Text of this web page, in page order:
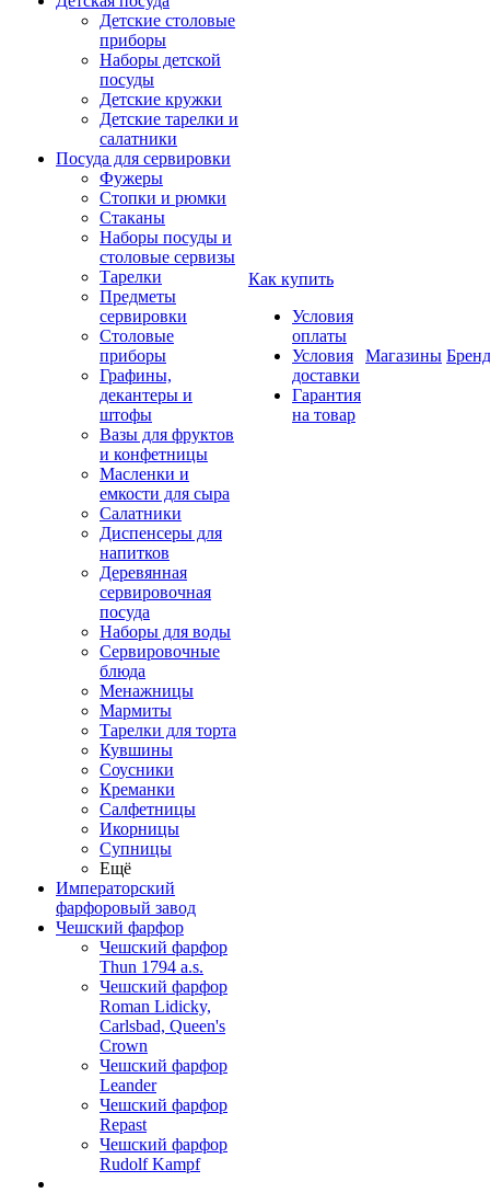
Детские столовые
приборы
Наборы детской
посуды
Детские кружки
Детские тарелки и
салатники
Посуда для сервировки
Фужеры
Стопки и рюмки
Стаканы
Наборы посуды и
столовые сервизы
Тарелки
Предметы
сервировки
Столовые
приборы
Графины,
декантеры и
штофы
Вазы для фруктов
и конфетницы
Масленки и
емкости для сыра
Салатники
Диспенсеры для
напитков
Деревянная
сервировочная
посуда
Наборы для воды
Сервировочные
блюда
Менажницы
Мармиты
Тарелки для торта
Кувшины
Соусники
Креманки
Салфетницы
Икорницы
Супницы
Ещё
Императорский
фарфоровый завод
Чешский фарфор
Чешский фарфор
Thun 1794 a.s.
Чешский фарфор
Roman Lidicky,
Carlsbad, Queen's
Crown
Чешский фарфор
Leander
Чешский фарфор
Repast
Чешский фарфор
Rudolf Kampf
Как купить
Условия
оплаты
Условия
доставки
Гарантия
на товар
Магазины